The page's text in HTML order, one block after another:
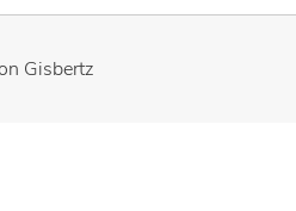
Gisbertz